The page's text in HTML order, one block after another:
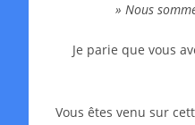
» Nous
Je parie que vous
Vous êtes venu sur